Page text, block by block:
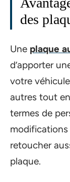
des
Une plaque
d’apporter
votre
autres tout
termes de
retoucher
plaque.